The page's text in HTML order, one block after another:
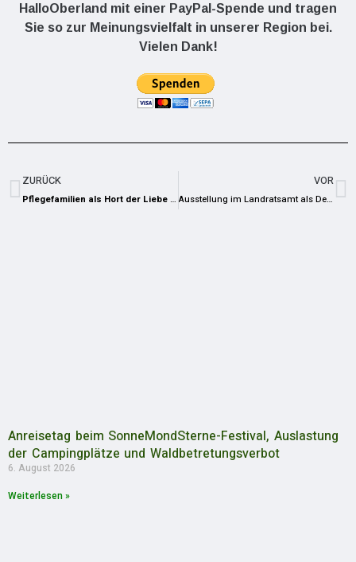
HalloOberland mit einer PayPal-Spende und tragen
Sie so zur Meinungsvielfalt in unserer Region bei.
Vielen Dank!
ZURÜCK
Pflegefamilien als Hort der Liebe und Geborgenheit auf Zeit
VOR
Ausstellung im Landratsamt als Denkanstoß zum Thema fairer Handel
Anreisetag beim SonneMondSterne-Festival, Auslastung
der Campingplätze und Waldbetretungsverbot
6. August 2026
Weiterlesen »